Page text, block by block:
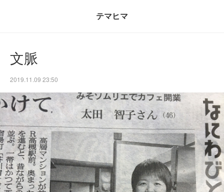
テマヒマ
文脈
2019.11.09 23:50